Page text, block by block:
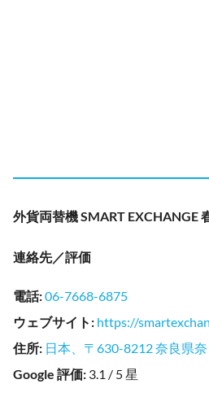
外貨両替機 SMART EXCHANGE
連絡先／評価
電話:06-7668-6875
ウェブサイト : https://
住所: 日本、〒630-8212 奈良県
Google 評価: 3.1 / 5 星